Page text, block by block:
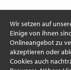
Wir setzen auf
Einige von ihnen
Onlineangebot zu
akzeptieren oder
Cookies auch